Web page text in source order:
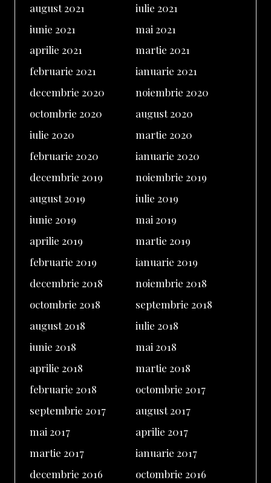
august 2021
iulie 2021
iunie 2021
mai 2021
aprilie 2021
martie 2021
februarie 2021
ianuarie 2021
decembrie 2020
noiembrie 2020
octombrie 2020
august 2020
iulie 2020
martie 2020
februarie 2020
ianuarie 2020
decembrie 2019
noiembrie 2019
august 2019
iulie 2019
iunie 2019
mai 2019
aprilie 2019
martie 2019
februarie 2019
ianuarie 2019
decembrie 2018
noiembrie 2018
octombrie 2018
septembrie 2018
august 2018
iulie 2018
iunie 2018
mai 2018
aprilie 2018
martie 2018
februarie 2018
octombrie 2017
septembrie 2017
august 2017
mai 2017
aprilie 2017
martie 2017
ianuarie 2017
decembrie 2016
octombrie 2016